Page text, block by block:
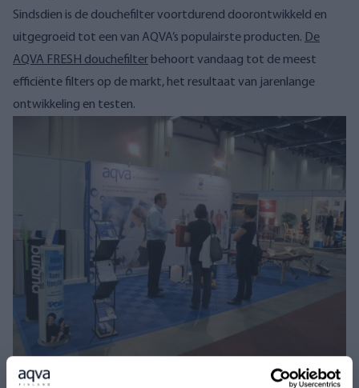
Sindsdien is de douchefilter voortdurend doorontwikkeld en
uitgegroeid tot een van AQVA’s populairste producten. De
AQVA FRESH douchefilter behoort vandaag tot de meest
efficiënte filters op de markt, het resultaat van jarenlange
ontwikkeling en testen.
Wereldreizigers met passie